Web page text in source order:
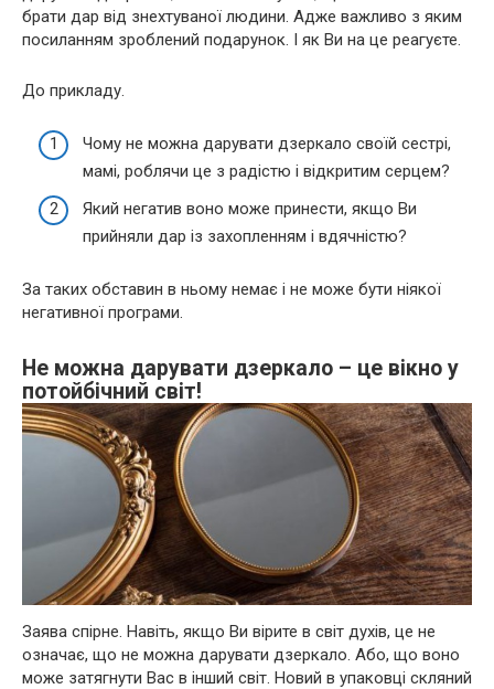
брати дар від знехтуваної людини. Адже важливо з яким
посиланням зроблений подарунок. І як Ви на це реагуєте.
До прикладу.
Чому не можна дарувати дзеркало своїй сестрі,
мамі, роблячи це з радістю і відкритим серцем?
Який негатив воно може принести, якщо Ви
прийняли дар із захопленням і вдячністю?
За таких обставин в ньому немає і не може бути ніякої
негативної програми.
Не можна дарувати дзеркало – це вікно у
потойбічний світ!
Заява спірне. Навіть, якщо Ви вірите в світ духів, це не
означає, що не можна дарувати дзеркало. Або, що воно
може затягнути Вас в інший світ. Новий в упаковці скляний